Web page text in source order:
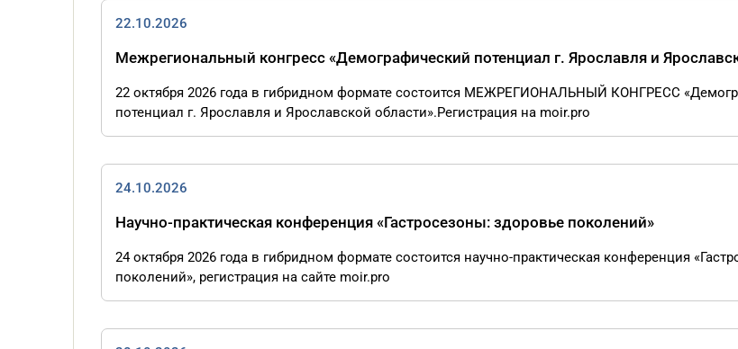
22.10.2026
Межрегиональный конгресс «Демографический потенциал г. Ярославля и
22 октября 2026 года в гибридном формате состоится МЕЖРЕГИОНАЛЬНЫЙ КОНГРЕСС
потенциал г. Ярославля и Ярославской области».Регистрация на moir.pro
24.10.2026
Научно-практическая конференция «Гастросезоны: здоровье поколений»
24 октября 2026 года в гибридном формате состоится научно-практическая конференция
поколений», регистрация на сайте moir.pro